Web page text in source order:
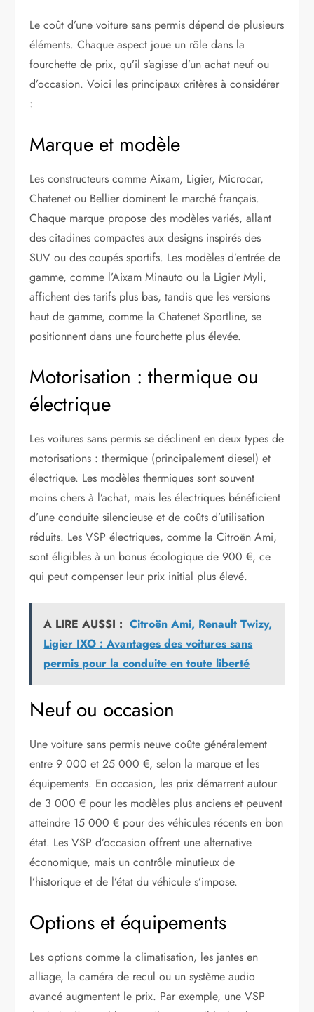
Le coût d’une voiture sans permis dépend de plusieurs
éléments. Chaque aspect joue un rôle dans la
fourchette de prix, qu’il s’agisse d’un achat neuf ou
d’occasion. Voici les principaux critères à considérer
:
Marque et modèle
Les constructeurs comme Aixam, Ligier, Microcar,
Chatenet ou Bellier dominent le marché français.
Chaque marque propose des modèles variés, allant
des citadines compactes aux designs inspirés des
SUV ou des coupés sportifs. Les modèles d’entrée de
gamme, comme l’Aixam Minauto ou la Ligier Myli,
affichent des tarifs plus bas, tandis que les versions
haut de gamme, comme la Chatenet Sportline, se
positionnent dans une fourchette plus élevée.
Motorisation : thermique ou
électrique
Les voitures sans permis se déclinent en deux types de
motorisations : thermique (principalement diesel) et
électrique. Les modèles thermiques sont souvent
moins chers à l’achat, mais les électriques bénéficient
d’une conduite silencieuse et de coûts d’utilisation
réduits. Les VSP électriques, comme la Citroën Ami,
sont éligibles à un bonus écologique de 900 €, ce
qui peut compenser leur prix initial plus élevé.
A LIRE AUSSI : Citroën Ami, Renault Twizy,
Ligier IXO : Avantages des voitures sans
permis pour la conduite en toute liberté
Neuf ou occasion
Une voiture sans permis neuve coûte généralement
entre 9 000 et 25 000 €, selon la marque et les
équipements. En occasion, les prix démarrent autour
de 3 000 € pour les modèles plus anciens et peuvent
atteindre 15 000 € pour des véhicules récents en bon
état. Les VSP d’occasion offrent une alternative
économique, mais un contrôle minutieux de
l’historique et de l’état du véhicule s’impose.
Options et équipements
Les options comme la climatisation, les jantes en
alliage, la caméra de recul ou un système audio
avancé augmentent le prix. Par exemple, une VSP